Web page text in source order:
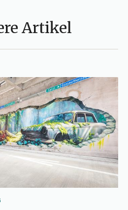
Artikel